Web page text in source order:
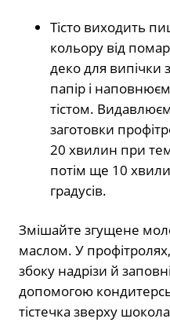
Тісто виходить
кольору від
деко для випічки
папір і
тістом.
заготовки
20 хвилин при
потім ще 10
градусів.
Змішайте згущене
маслом. У
збоку надрізи й
допомогою
тістечка зверху